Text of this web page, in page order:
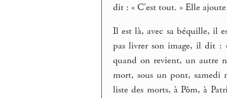
dit : « C’est tout. » Elle
Il est là, avec sa béquille, il
pas livrer son image, il dit :
quand on revient, un autre
mort, sous un pont, samedi
liste des morts, à Pôm, à